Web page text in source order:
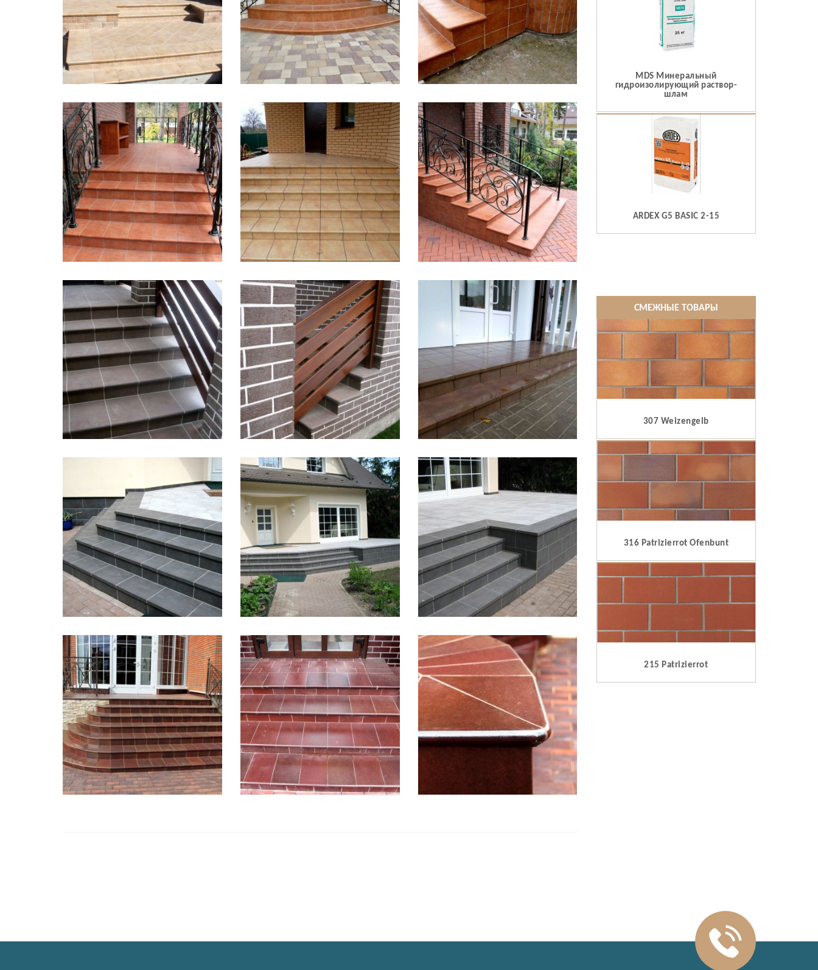
MDS Минеральный
гидроизолирующий раствор-
шлам
ARDEX G5 BASIC 2-15
СМЕЖНЫЕ ТОВАРЫ
307 Weizengelb
316 Patrizierrot Ofenbunt
215 Patrizierrot